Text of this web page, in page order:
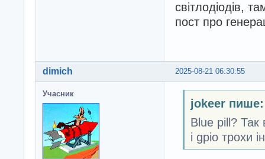
світлодіодів,
пост про
2025-08-21 06:30:55
dimich
Учасник
jokeer пише:
Blue pill?
і gpio трохи